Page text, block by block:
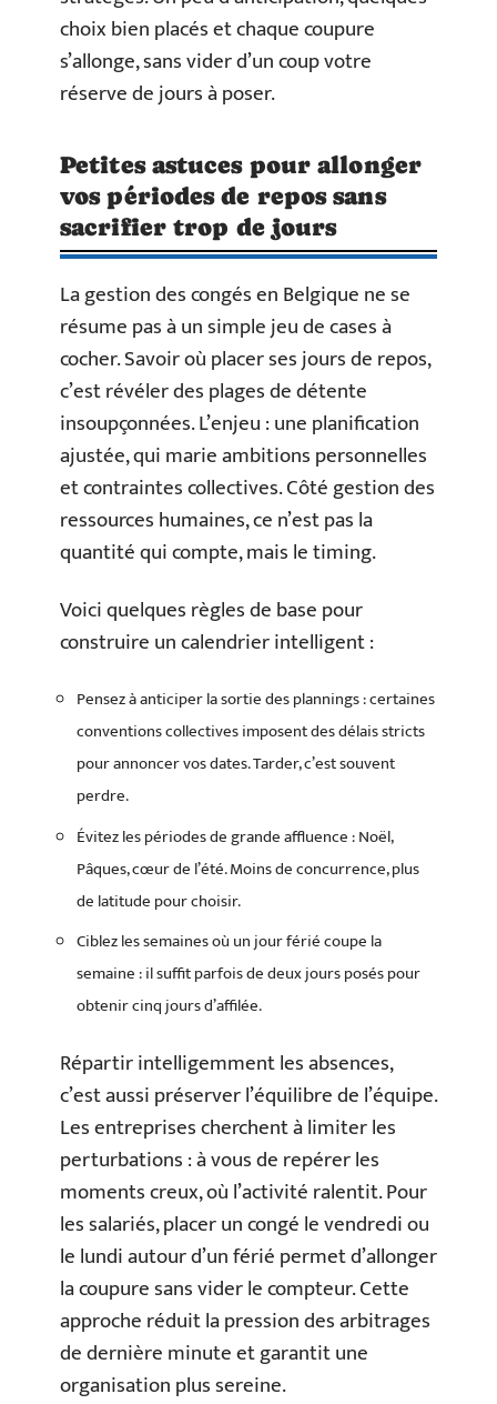
choix bien placés et chaque coupure
s’allonge, sans vider d’un coup votre
réserve de jours à poser.
Petites astuces pour allonger
vos périodes de repos sans
sacrifier trop de jours
La gestion des congés en Belgique ne se
résume pas à un simple jeu de cases à
cocher. Savoir où placer ses jours de repos,
c’est révéler des plages de détente
insoupçonnées. L’enjeu : une planification
ajustée, qui marie ambitions personnelles
et contraintes collectives. Côté gestion des
ressources humaines, ce n’est pas la
quantité qui compte, mais le timing.
Voici quelques règles de base pour
construire un calendrier intelligent :
Pensez à anticiper la sortie des plannings : certaines
conventions collectives imposent des délais stricts
pour annoncer vos dates. Tarder, c’est souvent
perdre.
Évitez les périodes de grande affluence : Noël,
Pâques, cœur de l’été. Moins de concurrence, plus
de latitude pour choisir.
Ciblez les semaines où un jour férié coupe la
semaine : il suffit parfois de deux jours posés pour
obtenir cinq jours d’affilée.
Répartir intelligemment les absences,
c’est aussi préserver l’équilibre de l’équipe.
Les entreprises cherchent à limiter les
perturbations : à vous de repérer les
moments creux, où l’activité ralentit. Pour
les salariés, placer un congé le vendredi ou
le lundi autour d’un férié permet d’allonger
la coupure sans vider le compteur. Cette
approche réduit la pression des arbitrages
de dernière minute et garantit une
organisation plus sereine.